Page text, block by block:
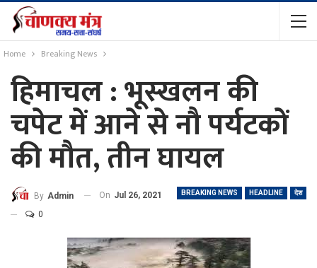
Home Breaking News
हिमाचल : भूस्खलन की
चपेट में आने से नौ पर्यटकों
की मौत, तीन घायल
BREAKING NEWS HEADLINE देश
By Admin On Jul 26, 2021
0